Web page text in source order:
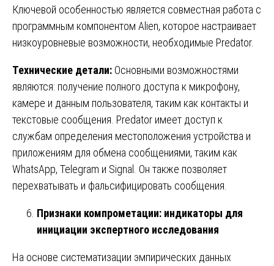
Ключевой особенностью является совместная работа с
программным компонентом Alien, которое настраивает
низкоуровневые возможности, необходимые Predator.
Технические детали: Основными возможностями
являются: получение полного доступа к микрофону,
камере и данным пользователя, таким как контакты и
текстовые сообщения. Predator имеет доступ к
службам определения местоположения устройства и
приложениям для обмена сообщениями, таким как
WhatsApp, Telegram и Signal. Он также позволяет
перехватывать и фальсифицировать сообщения.
Признаки компрометации: индикаторы для
инициации экспертного исследования
На основе систематизации эмпирических данных